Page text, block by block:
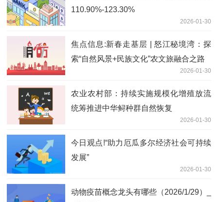
110.90%-123.30%
2026-01-30
焦点信息:新春走基层 | 怒江秘境湾：探
索“自然风景+民族文化”农文旅融合之路
2026-01-30
农业农村部：持续实施规模化增殖放流
统筹推进中华鲟种群自然恢复
2026-01-30
今日观点!“助力厄瓜多尔经济社会可持续
发展”
2026-01-30
动物疫苗概念龙头有哪些（2026/1/29）_